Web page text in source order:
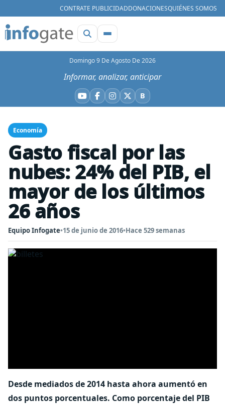
CONTRATE PUBLICIDADDONACIONESQUIÉNES SOMOS
Domingo 9 De Agosto De 2026
Informar, analizar, anticipar
YouTube
Facebook
Instagram
X BBluesky
Economía
Gasto fiscal por las
nubes: 24% del PIB, el
mayor de los últimos
26 años
Equipo Infogate•15 de junio de 2016•Hace 529 semanas
Desde mediados de 2014 hasta ahora aumentó en
dos puntos porcentuales. Como porcentaje del PIB